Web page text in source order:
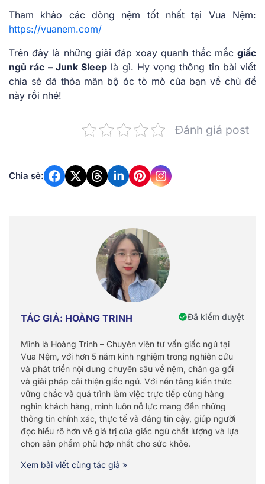
Tham khảo các dòng nệm tốt nhất tại Vua Nệm:
https://vuanem.com/
Trên đây là những giải đáp xoay quanh thắc mắc giấc
ngủ rác – Junk Sleep là gì. Hy vọng thông tin bài viết
chia sẻ đã thỏa mãn bộ óc tò mò của bạn về chủ đề
này rồi nhé!
Đánh giá post
Chia sẻ:
TÁC GIẢ: HOÀNG TRINH Đã kiểm duyệt
Mình là Hoàng Trinh – Chuyên viên tư vấn giấc ngủ tại
Vua Nệm, với hơn 5 năm kinh nghiệm trong nghiên cứu
và phát triển nội dung chuyên sâu về nệm, chăn ga gối
và giải pháp cải thiện giấc ngủ. Với nền tảng kiến thức
vững chắc và quá trình làm việc trực tiếp cùng hàng
nghìn khách hàng, mình luôn nỗ lực mang đến những
thông tin chính xác, thực tế và đáng tin cậy, giúp người
đọc hiểu rõ hơn về giá trị của giấc ngủ chất lượng và lựa
chọn sản phẩm phù hợp nhất cho sức khỏe.
Xem bài viết cùng tác giả »